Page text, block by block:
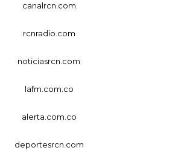
canalrcn.com
rcnradio.com
noticiasrcn.com
lafm.com.co
alerta.com.co
deportesrcn.com